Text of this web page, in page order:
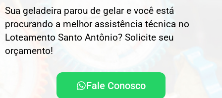
Sua geladeira parou de gelar e você está
procurando a melhor assistência técnica no
Loteamento Santo Antônio? Solicite seu
orçamento!
Fale Conosco